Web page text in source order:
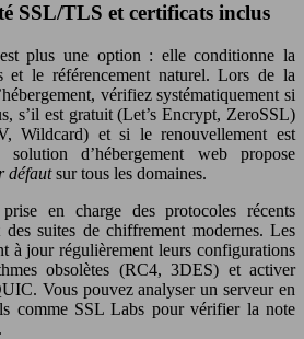
SSL/TLS et certificats inclus
plus une option : elle conditionne la
et le référencement naturel. Lors de la
vérifiez systématiquement si
s’il est gratuit (Let’s Encrypt, ZeroSSL)
Wildcard) et si le renouvellement est
d’hébergement web propose
défautsur tous les domaines.
en charge des protocoles récents
suites de chiffrement modernes. Les
à jour régulièrement leurs configurations
obsolètes (RC4, 3DES) et activer
Vous pouvez analyser un serveur en
comme SSL Labs pour vérifier la note